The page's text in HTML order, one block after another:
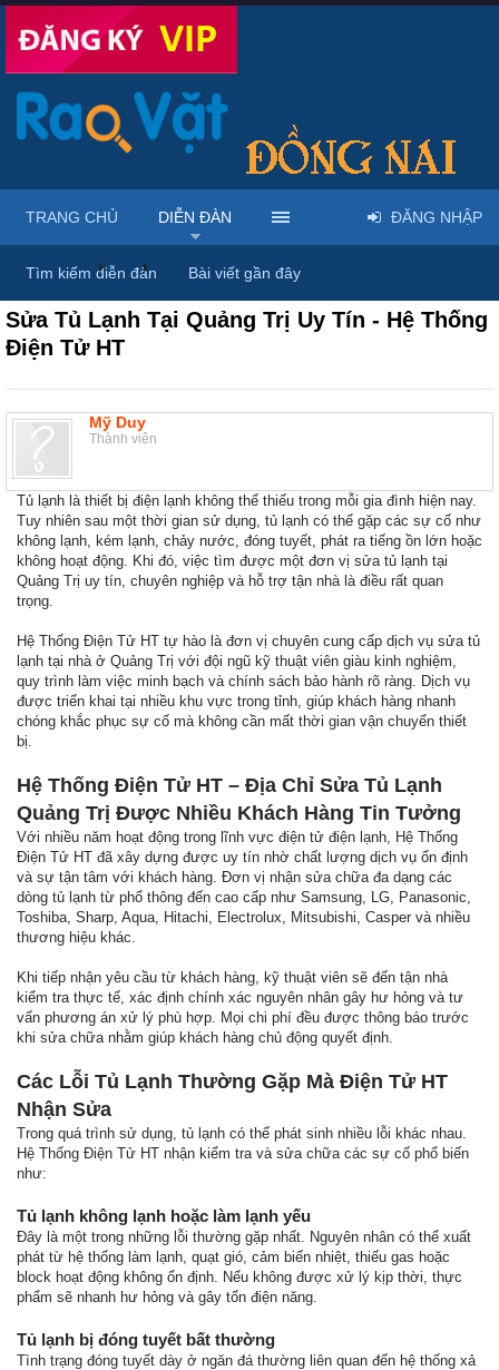
Diễn đàn ... Mua bán & sửa điện tử, điện lạnh
Sửa Tủ Lạnh Tại Quảng Trị Uy Tín - Hệ Thống
Điện Tử HT
Mỹ Duy
Thành viên
Tủ lạnh là thiết bị điện lạnh không thể thiếu trong mỗi gia đình hiện nay.
Tuy nhiên sau một thời gian sử dụng, tủ lạnh có thể gặp các sự cố như
không lạnh, kém lạnh, chảy nước, đóng tuyết, phát ra tiếng ồn lớn hoặc
không hoạt động. Khi đó, việc tìm được một đơn vị sửa tủ lạnh tại
Quảng Trị uy tín, chuyên nghiệp và hỗ trợ tận nhà là điều rất quan
trọng.
Hệ Thống Điện Tử HT tự hào là đơn vị chuyên cung cấp dịch vụ sửa tủ
lạnh tại nhà ở Quảng Trị với đội ngũ kỹ thuật viên giàu kinh nghiệm,
quy trình làm việc minh bạch và chính sách bảo hành rõ ràng. Dịch vụ
được triển khai tại nhiều khu vực trong tỉnh, giúp khách hàng nhanh
chóng khắc phục sự cố mà không cần mất thời gian vận chuyển thiết
bị.
Hệ Thống Điện Tử HT – Địa Chỉ Sửa Tủ Lạnh
Quảng Trị Được Nhiều Khách Hàng Tin Tưởng
Với nhiều năm hoạt động trong lĩnh vực điện tử điện lạnh, Hệ Thống
Điện Tử HT đã xây dựng được uy tín nhờ chất lượng dịch vụ ổn định
và sự tận tâm với khách hàng. Đơn vị nhận sửa chữa đa dạng các
dòng tủ lạnh từ phổ thông đến cao cấp như Samsung, LG, Panasonic,
Toshiba, Sharp, Aqua, Hitachi, Electrolux, Mitsubishi, Casper và nhiều
thương hiệu khác.
Khi tiếp nhận yêu cầu từ khách hàng, kỹ thuật viên sẽ đến tận nhà
kiểm tra thực tế, xác định chính xác nguyên nhân gây hư hỏng và tư
vấn phương án xử lý phù hợp. Mọi chi phí đều được thông báo trước
khi sửa chữa nhằm giúp khách hàng chủ động quyết định.
Các Lỗi Tủ Lạnh Thường Gặp Mà Điện Tử HT
Nhận Sửa
Trong quá trình sử dụng, tủ lạnh có thể phát sinh nhiều lỗi khác nhau.
Hệ Thống Điện Tử HT nhận kiểm tra và sửa chữa các sự cố phổ biến
như:
Tủ lạnh không lạnh hoặc làm lạnh yếu
Đây là một trong những lỗi thường gặp nhất. Nguyên nhân có thể xuất
phát từ hệ thống làm lạnh, quạt gió, cảm biến nhiệt, thiếu gas hoặc
block hoạt động không ổn định. Nếu không được xử lý kịp thời, thực
phẩm sẽ nhanh hư hỏng và gây tốn điện năng.
Tủ lạnh bị đóng tuyết bất thường
Tình trạng đóng tuyết dày ở ngăn đá thường liên quan đến hệ thống xả
TRANG CHỦ DIỄN ĐÀN
Tìm kiếm diễn đàn Bài viết gần đây
ĐĂNG NHẬP